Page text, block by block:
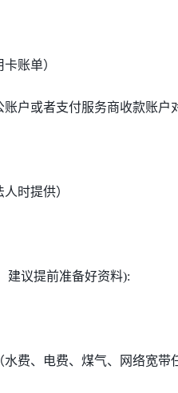
账单）
户或者支付服务商收款账户
时提供）
建议提前准备好资料):
费、电费、煤气、网络宽带